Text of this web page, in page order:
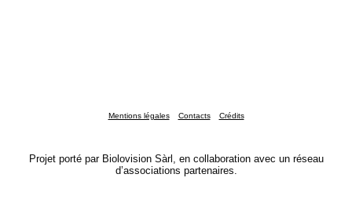
Mentions légales Contacts Crédits
Projet porté par Biolovision Sàrl, en collaboration avec un réseau
d’associations partenaires.